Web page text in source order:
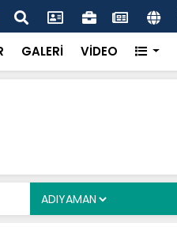
devrede: 101 yerleşim
aşıldı
GALERİ VİDEO